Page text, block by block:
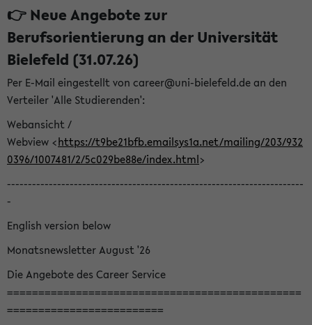
👉 Neue Angebote zur
Berufsorientierung an der Universität
Bielefeld (31.07.26)
Per E-Mail eingestellt von career@uni-bielefeld.de an den
Verteiler 'Alle Studierenden':
Webansicht /
Webview <https://t9be21bfb.emailsys1a.net/mailing/203/932
0396/1007481/2/5c029be88e/index.html>
-----------------------------------------------------------------------
-
English version below
Monatsnewsletter August '26
Die Angebote des Career Service
===============================================
=========================